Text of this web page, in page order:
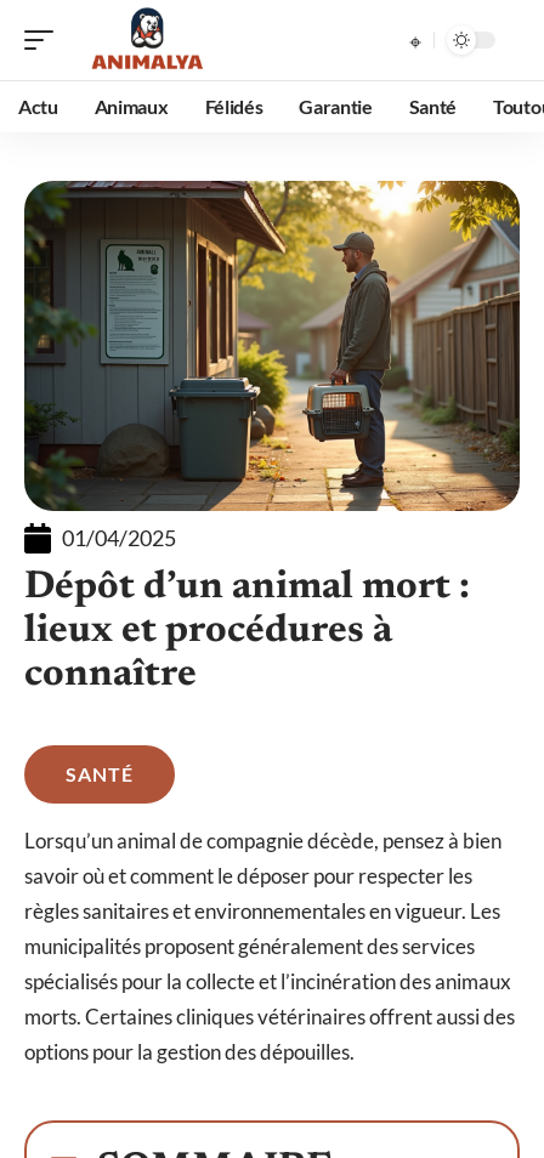
Actu Animaux Félidés Garantie Santé
01/04/2025
Dépôt d’un animal mort :
lieux et procédures à
connaître
SANTÉ
Lorsqu’un animal de compagnie décède, pensez à bien
savoir où et comment le déposer pour respecter les
règles sanitaires et environnementales en vigueur. Les
municipalités proposent généralement des services
spécialisés pour la collecte et l’incinération des animaux
morts. Certaines cliniques vétérinaires offrent aussi des
options pour la gestion des dépouilles.